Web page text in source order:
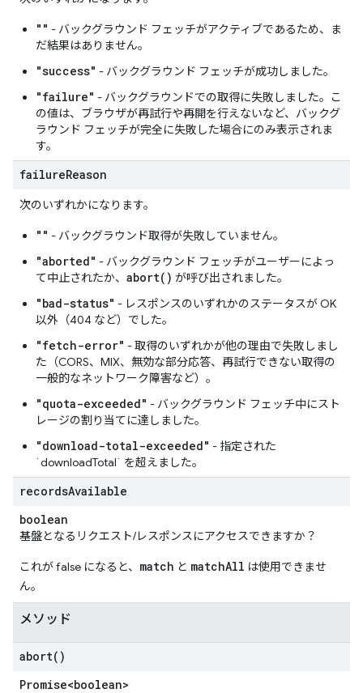
"" - バックグラウンド フェッチがアクティブであるため、ま
だ結果はありません。
"success" - バックグラウンド フェッチが成功しました。
"failure" - バックグラウンドでの取得に失敗しました。こ
の値は、ブラウザが再試行や再開を行えないなど、バックグ
ラウンド フェッチが完全に失敗した場合にのみ表示されま
す。
failureReason
次のいずれかになります。
"" - バックグラウンド取得が失敗していません。
"aborted" - バックグラウンド フェッチがユーザーによっ
て中止されたか、 abort() が呼び出されました。
"bad-status" - レスポンスのいずれかのステータスが OK
以外（404 など）でした。
"fetch-error" - 取得のいずれかが他の理由で失敗しまし
た（CORS、MIX、無効な部分応答、再試行できない取得の
一般的なネットワーク障害など）。
"quota-exceeded" - バックグラウンド フェッチ中にスト
レージの割り当てに達しました。
"download-total-exceeded" - 指定された
`downloadTotal` を超えました。
recordsAvailable
boolean
基盤となるリクエスト/レスポンスにアクセスできますか？
これが false になると、 match と matchAll は使用できませ
ん。
メソッド
abort( )
Promise<boolean>